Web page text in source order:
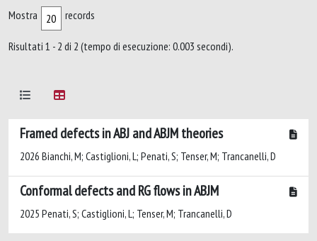
Mostra records
Risultati 1 - 2 di 2 (tempo di esecuzione: 0.003 secondi).
Framed defects in ABJ and ABJM theories
2026 Bianchi, M; Castiglioni, L; Penati, S; Tenser, M; Trancanelli, D
Conformal defects and RG flows in ABJM
2025 Penati, S; Castiglioni, L; Tenser, M; Trancanelli, D